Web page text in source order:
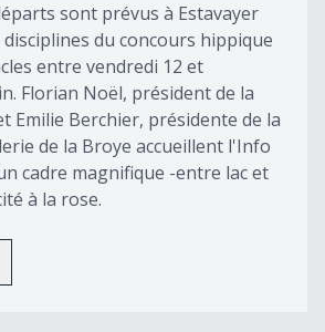
sont prévus à Estavayer
du concours hippique
entre vendredi 12 et
Florian Noël, président de la
Emilie Berchier, présidente de la
de la Broye accueillent l'Info
cadre magnifique -entre lac et
à la rose.